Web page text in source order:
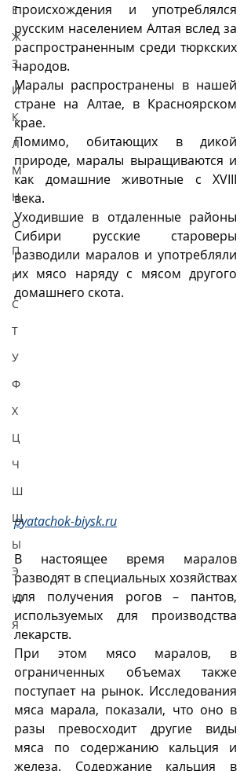
Е
Ж
З
И
К
Л
М
Н
О
П
Р
С
Т
У
Ф
Х
Ц
Ч
Ш
Щ
Ы
Э
Ю
Я
происхождения и употреблялся
русским населением Алтая вслед за
распространенным среди тюркских
народов.
Маралы распространены в нашей
стране на Алтае, в Красноярском
крае.
Помимо, обитающих в дикой
природе, маралы выращиваются и
как домашние животные с XVIII
века.
Уходившие в отдаленные районы
Сибири русские староверы
разводили маралов и употребляли
их мясо наряду с мясом другого
домашнего скота.
pyatachok-biysk.ru
В настоящее время маралов
разводят в специальных хозяйствах
для получения рогов – пантов,
используемых для производства
лекарств.
При этом мясо маралов, в
ограниченных объемах также
поступает на рынок. Исследования
мяса марала, показали, что оно в
разы превосходит другие виды
мяса по содержанию кальция и
железа.
Содержание кальция в